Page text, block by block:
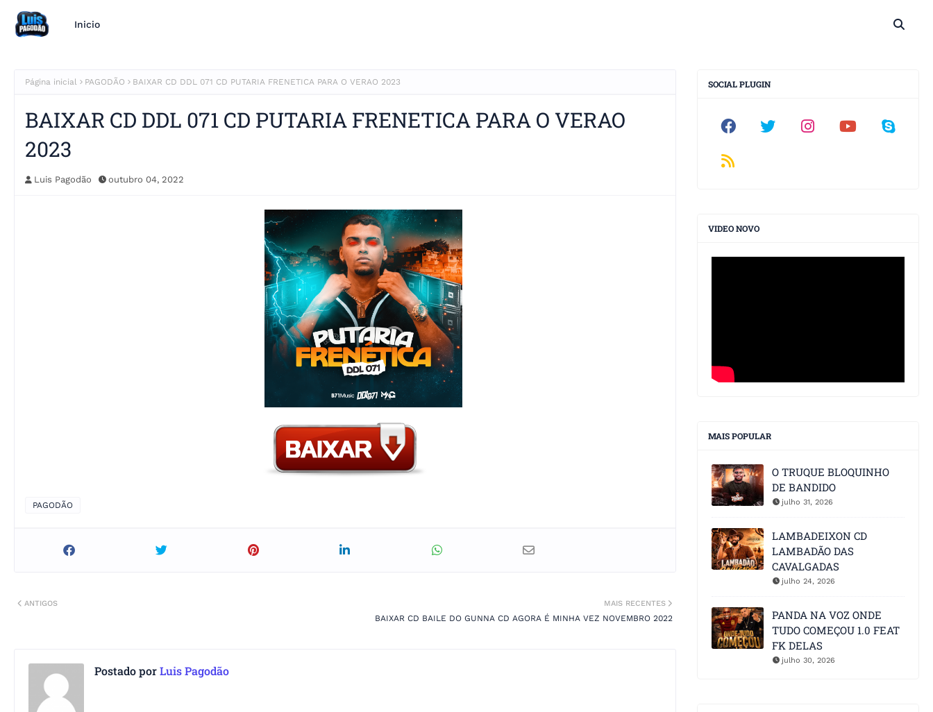
Inicio
Página inicial PAGODÃO BAIXAR CD DDL 071 CD PUTARIA FRENETICA PARA O VERAO 2023
BAIXAR CD DDL 071 CD PUTARIA FRENETICA PARA O VERAO
2023
Luis Pagodão outubro 04, 2022
PAGODÃO
MAIS RECENTES
BAIXAR CD BAILE DO GUNNA CD AGORA É MINHA VEZ NOVEMBRO 2022
ANTIGOS
Postado porLuis Pagodão
SOCIAL PLUGIN
VIDEO NOVO
MAIS POPULAR
O TRUQUE BLOQUINHO
DE BANDIDO
julho 31, 2026
LAMBADEIXON CD
LAMBADÃO DAS
CAVALGADAS
julho 24, 2026
PANDA NA VOZ ONDE
TUDO COMEÇOU 1.0 FEAT
FK DELAS
julho 30, 2026